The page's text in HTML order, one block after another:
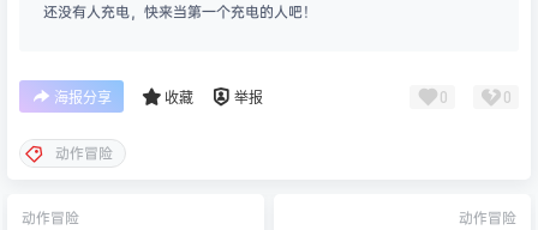
还没有人充电，快来当第一个充电的人吧！
海报分享 收藏 举报 0 0
动作冒险
动作冒险 动作冒险